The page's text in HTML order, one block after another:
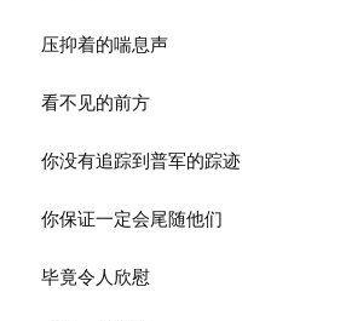
压抑着的喘息声
看不见的前方
你没有追踪到普军的踪迹
你保证一定会尾随他们
毕竟令人欣慰